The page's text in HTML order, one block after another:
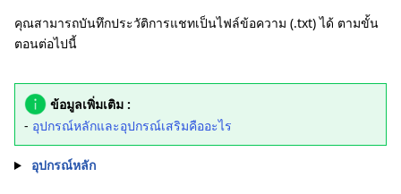
คุณสามารถบันทึกประวัติการแชทเป็นไฟล์ข้อความ (.txt) ได้ ตามขั้น
ตอนต่อไปนี้
ข้อมูลเพิ่มเติม :
- อุปกรณ์หลักและอุปกรณ์เสริมคืออะไร
อุปกรณ์หลัก